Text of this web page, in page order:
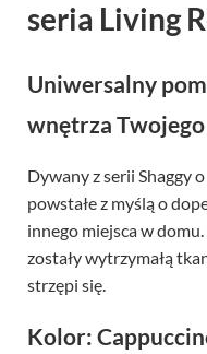
seria Living
Uniwersalny
wnętrza
Dywany z serii Shaggy
powstałe z myślą o
innego miejsca w
zostały wytrzymałą
strzępi się.
Kolor: